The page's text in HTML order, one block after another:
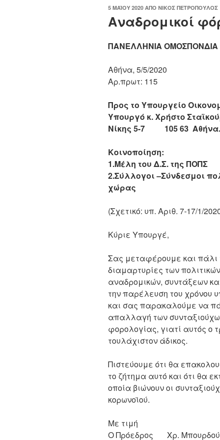
ΔΗΜΟΣΙΕΎΤΗΚΕ
5 ΜΑΪ́ΟΥ 2020 ΑΠΌ ΝΊΚΟΣ ΠΕΤΡΌΠΟΥΛΟΣ
Αναδρομικοί
ΠΑΝΕΛΛΗΝΙΑ ΟΜΟΣΠΟΝΔΙΑ
Αθήνα, 5/5/2020
Αρ.πρωτ: 115
Προς το Υπουργείο
Υπουργό κ. Χρήστο
Νίκης 5-7 105 63 Αθήνα.
Κοινοποίηση:
1.Μέλη του Δ.Σ. της ΠΟΠΣ
2.Σύλλογοι –Σύνδεσμοι
χώρας
(Σχετικό: υπ. Αριθ. 7-17/1/
Κύριε Υπουργέ,
Σας μεταφέρουμε και πάλι
διαμαρτυρίες των
αναδρομικών, συντάξεων
την παρέλευση του χρόνου
και σας παρακαλούμε να
απαλλαγή των
φορολογίας, γιατί αυτός ο
τουλάχιστον άδικος.
Πιστεύουμε ότι θα
το ζήτημα αυτό και ότι θα
οποία βιώνουν οι
κορωνοϊού.
Με τιμή
Ο Πρόεδρος Χρ.